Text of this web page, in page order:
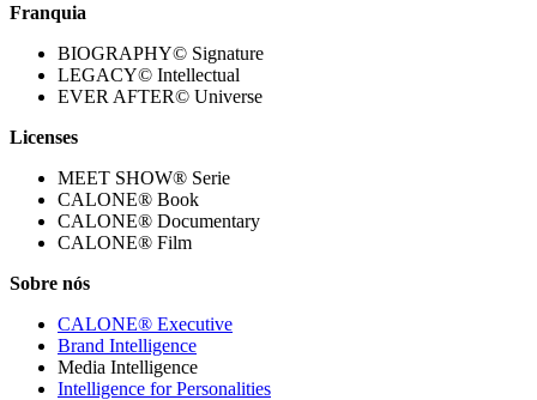
Franquia
BIOGRAPHY© Signature
LEGACY© Intellectual
EVER AFTER© Universe
Licenses
MEET SHOW® Serie
CALONE® Book
CALONE® Documentary
CALONE® Film
Sobre nós
CALONE® Executive
Brand Intelligence
Media Intelligence
Intelligence for Personalities